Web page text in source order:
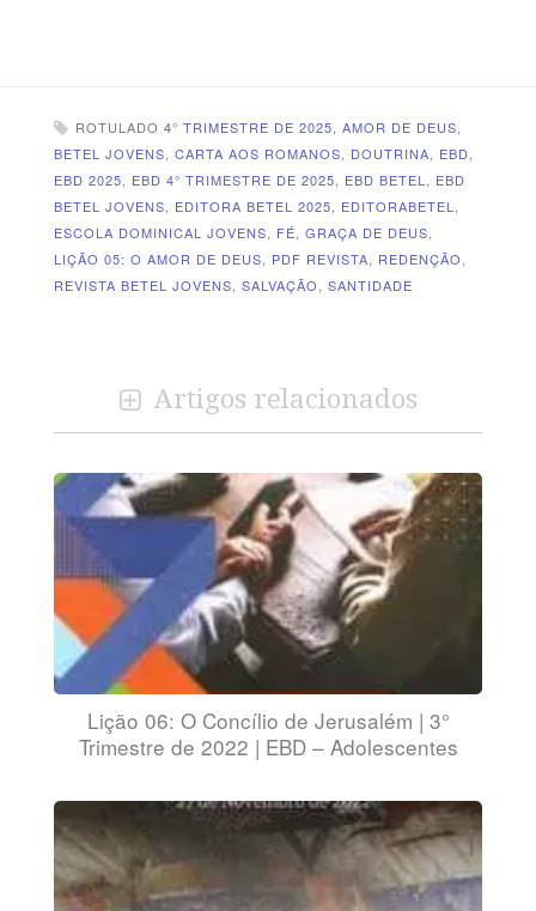
ROTULADO 4° TRIMESTRE DE 2025, AMOR DE DEUS,
BETEL JOVENS, CARTA AOS ROMANOS, DOUTRINA, EBD,
EBD 2025, EBD 4° TRIMESTRE DE 2025, EBD BETEL, EBD
BETEL JOVENS, EDITORA BETEL 2025, EDITORABETEL,
ESCOLA DOMINICAL JOVENS, FÉ, GRAÇA DE DEUS,
LIÇÃO 05: O AMOR DE DEUS, PDF REVISTA, REDENÇÃO,
REVISTA BETEL JOVENS, SALVAÇÃO, SANTIDADE
Artigos relacionados
Lição 06: O Concílio de Jerusalém | 3°
Trimestre de 2022 | EBD – Adolescentes